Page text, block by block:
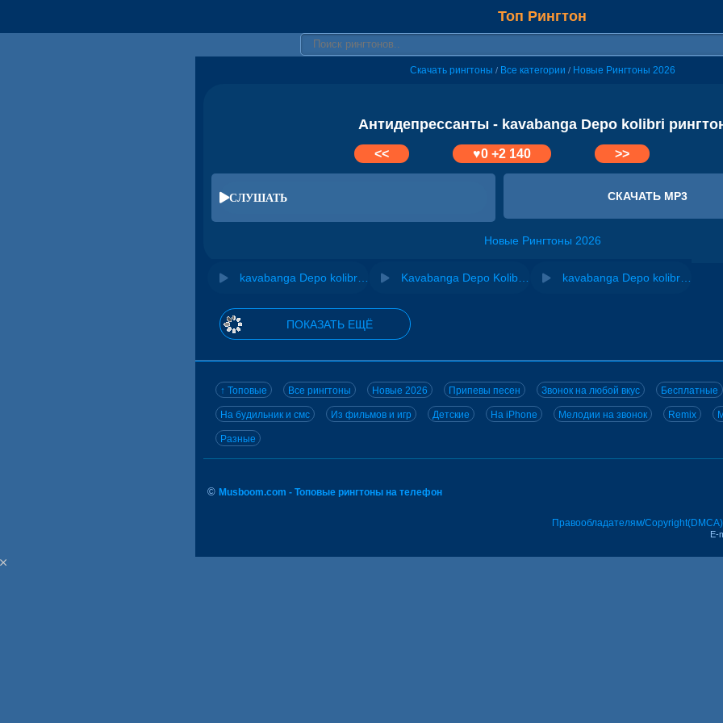
Топ Рингтон
Скачать рингтоны / Все категории / Новые Рингтоны 2026
Антидепрессанты - kavabanga Depo kolibri
<< ♥0 +2 140 >>
СЛУШАТЬ СКАЧАТЬ MP3
Новые Рингтоны 2026
ПОКАЗАТЬ ЕЩЁ
↑ Топовые Все рингтоны Новые 2026 Припевы песен Звонок на любой вкус Бесплатные
На будильник и смс Из фильмов и игр Детские На iPhone Мелодии на звонок Remix
Разные
© Musboom.com - Топовые рингтоны на телефон
Правообладателям/Copyright(DMCA)
E-